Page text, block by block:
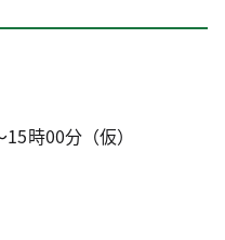
時00分（仮）